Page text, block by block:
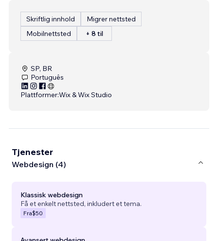
Skriftlig innhold
Migrer nettsted
Mobilnettsted
+ 8 til
SP, BR
Português
Plattformer:Wix & Wix Studio
Tjenester
Webdesign (4)
Klassisk webdesign
Få et enkelt nettsted, inkludert et tema.
Fra$50